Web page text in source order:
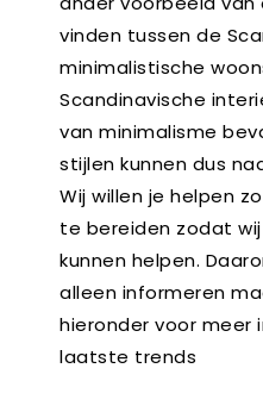
vinden tussen de
minimalistische
Scandinavische
van minimalisme
stijlen kunnen dus
Wij willen je helpen
te bereiden zodat
kunnen helpen.
alleen informeren
hieronder voor meer
laatste trends